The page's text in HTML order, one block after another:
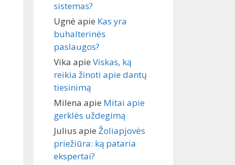
sistemas?
Ugnė apie Kas yra
buhalterinės
paslaugos?
Vika apie Viskas, ką
reikia žinoti apie dantų
tiesinimą
Milena apie Mitai apie
gerklės uždegimą
Julius apie Žoliapjovės
priežiūra: ką pataria
ekspertai?